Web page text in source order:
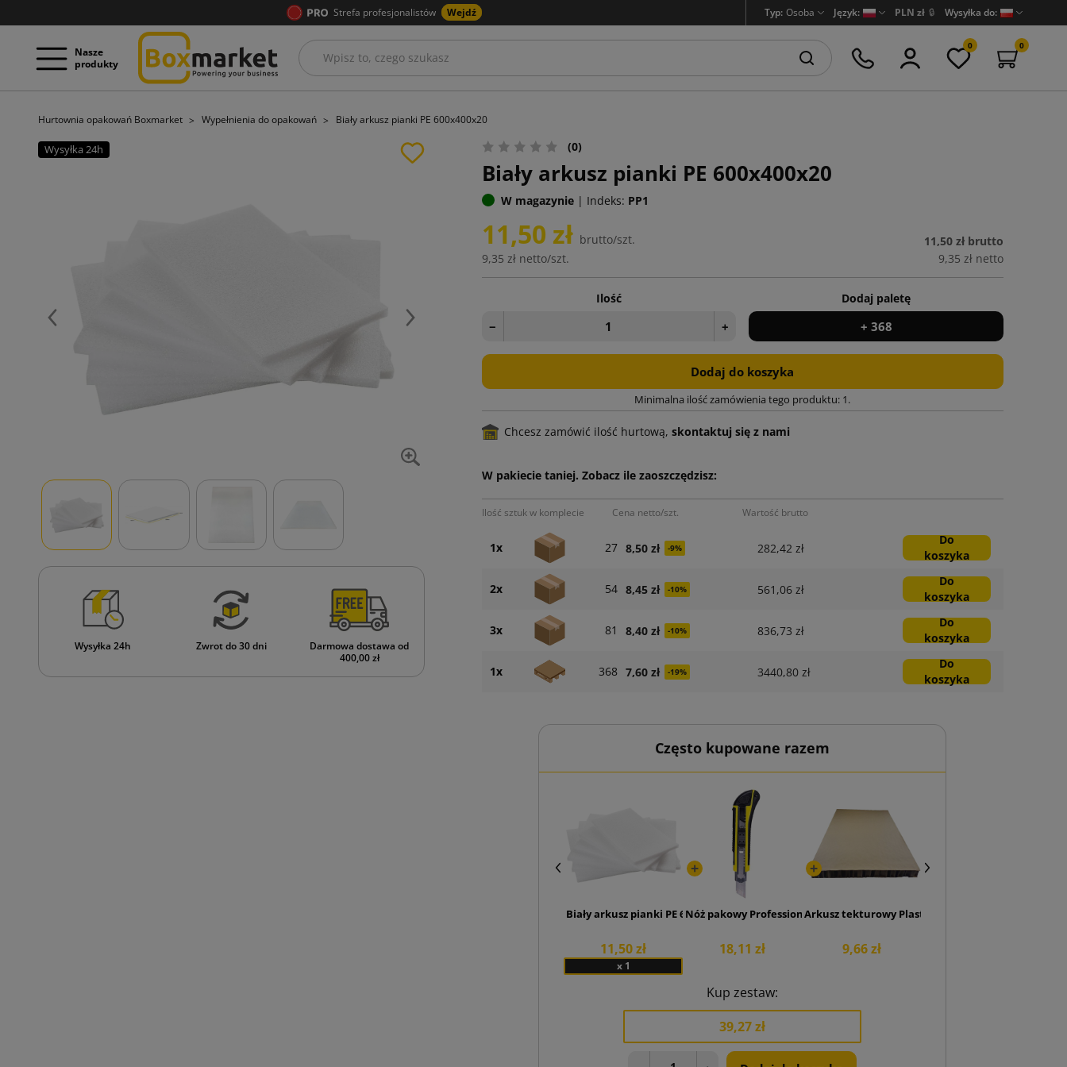
Strefa profesjonalistów Wejdź Typ: Osoba Język: PLN zł 🔒 Wysyłka do:
Nasze
produkty
0 0
Hurtownia opakowań Boxmarket Wypełnienia do opakowań Biały arkusz pianki PE 600x400x20
Wysyłka 24h
Poprzedni Następny
Wysyłka 24h Zwrot do 30 dni
Darmowa dostawa od
400,00 zł
(0)
Biały arkusz pianki PE 600x400x20
W magazynie| Indeks: PP1
11,50 zł brutto/szt.
9,35 zł netto/szt.
11,50 zł brutto
9,35 zł netto
Ilość
− +
Dodaj paletę
+ 368
Dodaj do koszyka
Minimalna ilość zamówienia tego produktu: 1.
Chcesz zamówić ilość hurtową, skontaktuj się z nami
W pakiecie taniej. Zobacz ile zaoszczędzisz:
Ilość sztuk w komplecie Cena netto/szt. Wartość brutto
1x 27 8,50 zł -9% 282,42 zł
Do
koszyka
2x 54 8,45 zł -10% 561,06 zł
Do
koszyka
3x 81 8,40 zł -10% 836,73 zł
Do
koszyka
1x 368 7,60 zł -19% 3440,80 zł
Do
koszyka
Często kupowane razem
Biały arkusz pianki PE 600x400x20
11,50 zł
x 1
Nóż pakowy Professional 18 mm
18,11 zł
Arkusz tekturowy Plaster Miodu 600x400x40
9,66 zł
Kup zestaw:
39,27 zł